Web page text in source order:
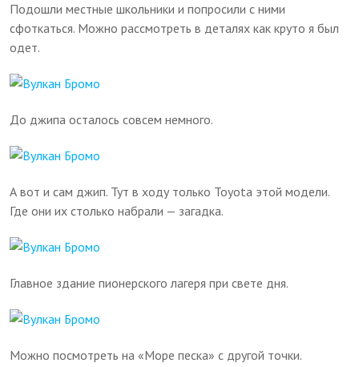
Подошли местные школьники и попросили с ними
сфоткаться. Можно рассмотреть в деталях как круто я был
одет.
До джипа осталось совсем немного.
А вот и сам джип. Тут в ходу только Toyota этой модели.
Где они их столько набрали — загадка.
Главное здание пионерского лагеря при свете дня.
Можно посмотреть на «Море песка» с другой точки.